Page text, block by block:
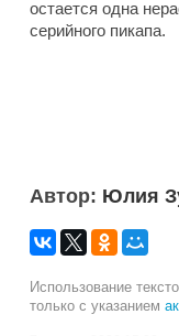
остается одна
серийного пикапа.
Автор: Юлия
Использование
только с указанием